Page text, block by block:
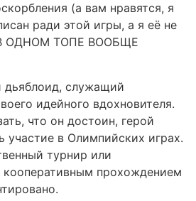
(а вам нравятся, я
ради этой игры, а я её не
ОДНОМ ТОПЕ ВООБЩЕ
дьяблоид, служащий
идейного вдохновителя.
что он достоин, герой
участие в Олимпийских играх.
турнир или
кооперативным прохождением